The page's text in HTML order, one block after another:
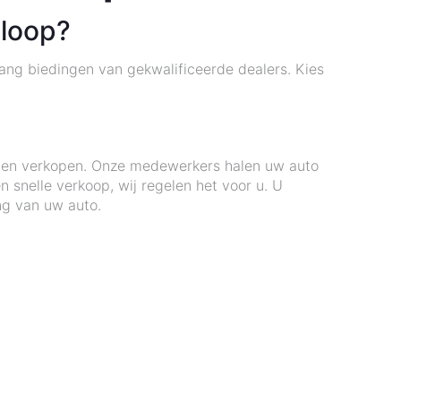
biedingen van gekwalificeerde dealers. Kies
verkopen. Onze medewerkers halen uw auto
snelle verkoop, wij regelen het voor u. U
van uw auto.